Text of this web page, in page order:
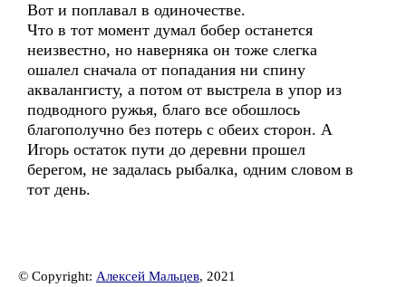
Вот и поплавал в одиночестве.
Что в тот момент думал бобер останется
неизвестно, но наверняка он тоже слегка
ошалел сначала от попадания ни спину
аквалангисту, а потом от выстрела в упор из
подводного ружья, благо все обошлось
благополучно без потерь с обеих сторон. А
Игорь остаток пути до деревни прошел
берегом, не задалась рыбалка, одним словом в
тот день.
© Copyright: Алексей Мальцев, 2021